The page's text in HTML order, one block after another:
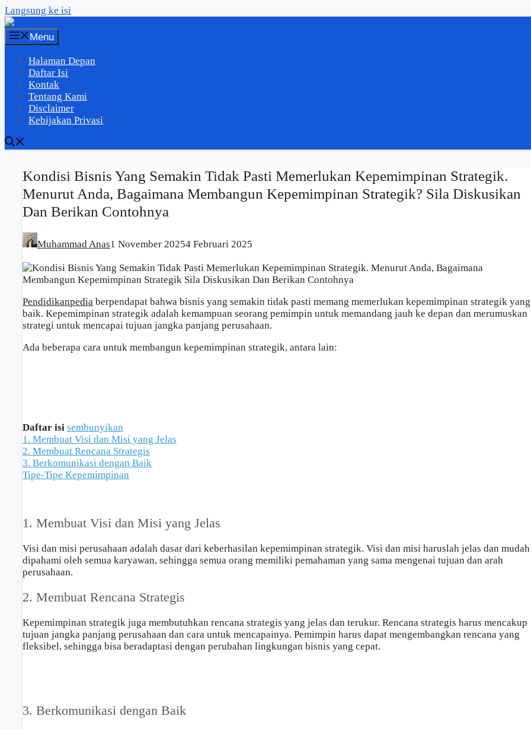
Langsung ke isi
Menu
Halaman Depan
Daftar Isi
Kontak
Tentang Kami
Disclaimer
Kebijakan Privasi
Kondisi Bisnis Yang Semakin Tidak Pasti Memerlukan Kepemimpinan Strategik.
Menurut Anda, Bagaimana Membangun Kepemimpinan Strategik? Sila Diskusikan
Dan Berikan Contohnya
Muhammad Anas1 November 20254 Februari 2025
Pendidikanpedia berpendapat bahwa bisnis yang semakin tidak pasti memang memerlukan kepemimpinan strategik yang
baik. Kepemimpinan strategik adalah kemampuan seorang pemimpin untuk memandang jauh ke depan dan merumuskan
strategi untuk mencapai tujuan jangka panjang perusahaan.
Ada beberapa cara untuk membangun kepemimpinan strategik, antara lain:
Daftar isi sembunyikan
1. Membuat Visi dan Misi yang Jelas
2. Membuat Rencana Strategis
3. Berkomunikasi dengan Baik
Tipe-Tipe Kepemimpinan
1. Membuat Visi dan Misi yang Jelas
Visi dan misi perusahaan adalah dasar dari keberhasilan kepemimpinan strategik. Visi dan misi haruslah jelas dan mudah
dipahami oleh semua karyawan, sehingga semua orang memiliki pemahaman yang sama mengenai tujuan dan arah
perusahaan.
2. Membuat Rencana Strategis
Kepemimpinan strategik juga membutuhkan rencana strategis yang jelas dan terukur. Rencana strategis harus mencakup
tujuan jangka panjang perusahaan dan cara untuk mencapainya. Pemimpin harus dapat mengembangkan rencana yang
fleksibel, sehingga bisa beradaptasi dengan perubahan lingkungan bisnis yang cepat.
3. Berkomunikasi dengan Baik